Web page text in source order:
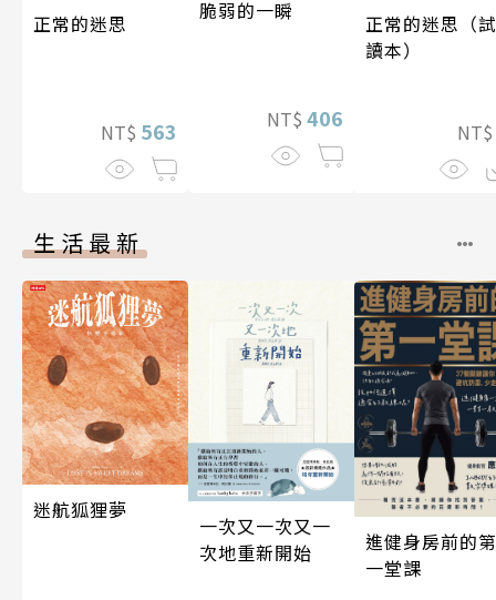
正常的迷思
NT$ 563
脆弱的一瞬
NT$ 406
正常的迷思（試
讀本）
NT$
生活最新
迷航狐狸夢
一次又一次又一
次地重新開始
進健身房前的第
一堂課